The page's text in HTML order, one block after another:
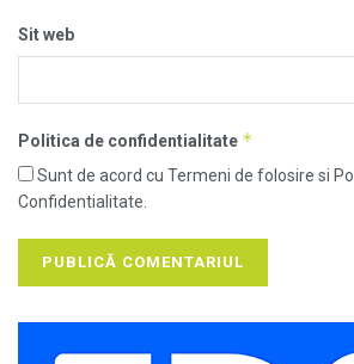
Sit web
Politica de confidentialitate *
Sunt de acord cu Termeni de folosire si
Confidentialitate.